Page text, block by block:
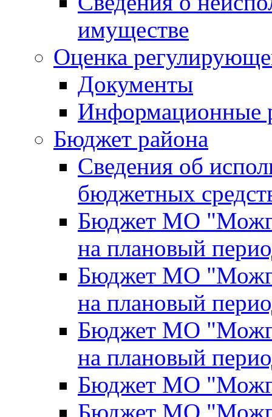
имуществе
Оценка
Документы
Информационные
Бюджет района
Сведения об
бюджетных
Бюджет МО
на плановый
Бюджет МО
на плановый
Бюджет МО
на плановый
Бюджет МО
Бюджет МО